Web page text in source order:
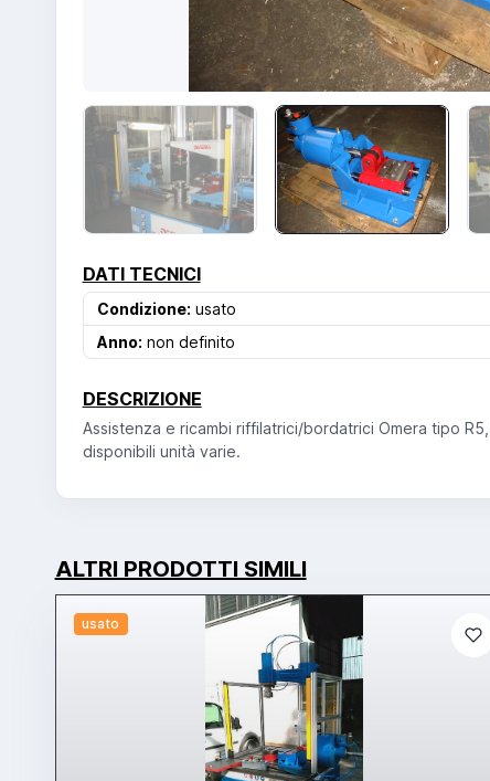
DATI TECNICI
Condizione: usato
Anno: non definito
DESCRIZIONE
Assistenza e ricambi riffilatrici/bordatrici Omera tipo
disponibili unità varie.
ALTRI PRODOTTI SIMILI
usato